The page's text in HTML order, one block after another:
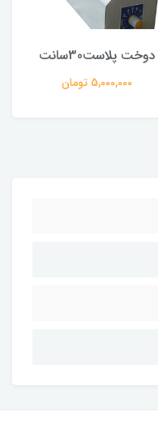
دوخت پلاست30سانت
5,000,000 تومان